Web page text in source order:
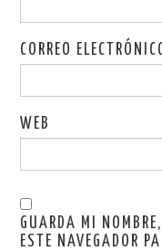
CORREO
WEB
GUARDA MI
ESTE NAVEGADOR